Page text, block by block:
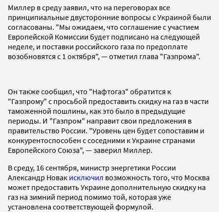
Миллер в среду заявил, что на переговорах все
принципиальные двусторонние вопросы с Украиной были
согласованы. "Мы ожидаем, что соглашение с участием
Европейской Комиссии будет подписано на следующей
неделе, и поставки российского газа по предоплате
возобновятся с 1 октября", — отметил глава "Газпрома".
Он также сообщил, что "Нафтогаз" обратится к
"Газпрому" с просьбой предоставить скидку на газ в части
таможенной пошлины, как это было в предыдущие
периоды. И "Газпром" направит свои предложения в
правительство России. "Уровень цен будет сопоставим и
конкурентоспособен с соседними к Украине странами
Европейского Союза", — заверил Миллер.
В среду, 16 сентября, министр энергетики России
Александр Новак исключил возможность того, что Москва
может предоставить Украине дополнительную скидку на
газ на зимний период помимо той, которая уже
установлена соответствующей формулой.